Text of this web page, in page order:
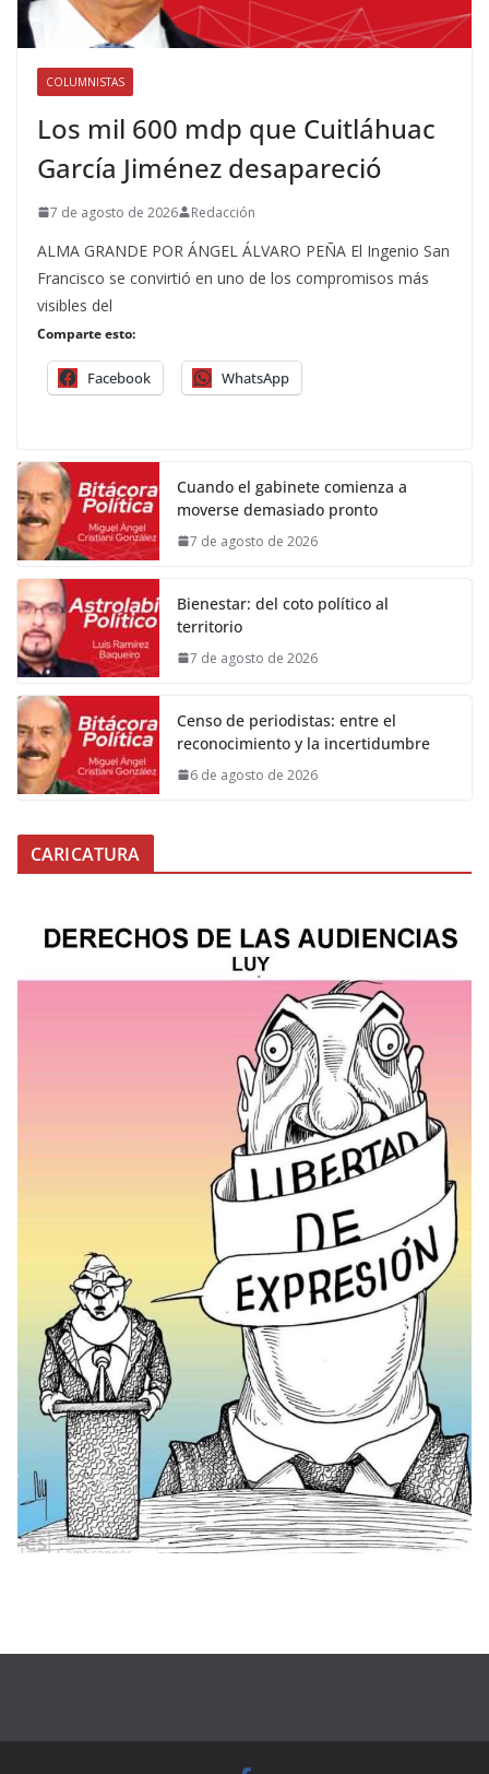
COLUMNISTAS
Los mil 600 mdp que Cuitláhuac
García Jiménez desapareció
7 de agosto de 2026 Redacción
ALMA GRANDE POR ÁNGEL ÁLVARO PEÑA El Ingenio San
Francisco se convirtió en uno de los compromisos más
visibles del
Comparte esto:
Facebook WhatsApp
Cuando el gabinete comienza a
moverse demasiado pronto
7 de agosto de 2026
Bienestar: del coto político al
territorio
7 de agosto de 2026
Censo de periodistas: entre el
reconocimiento y la incertidumbre
6 de agosto de 2026
CARICATURA